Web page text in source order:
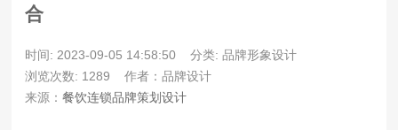
合
时间: 2023-09-05 14:58:50
分类: 品牌形象设计
浏览次数: 1289
作者：品牌设计
来源：餐饮连锁品牌策划设计